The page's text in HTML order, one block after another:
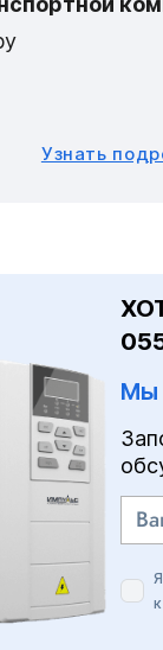
Узнать
Мы